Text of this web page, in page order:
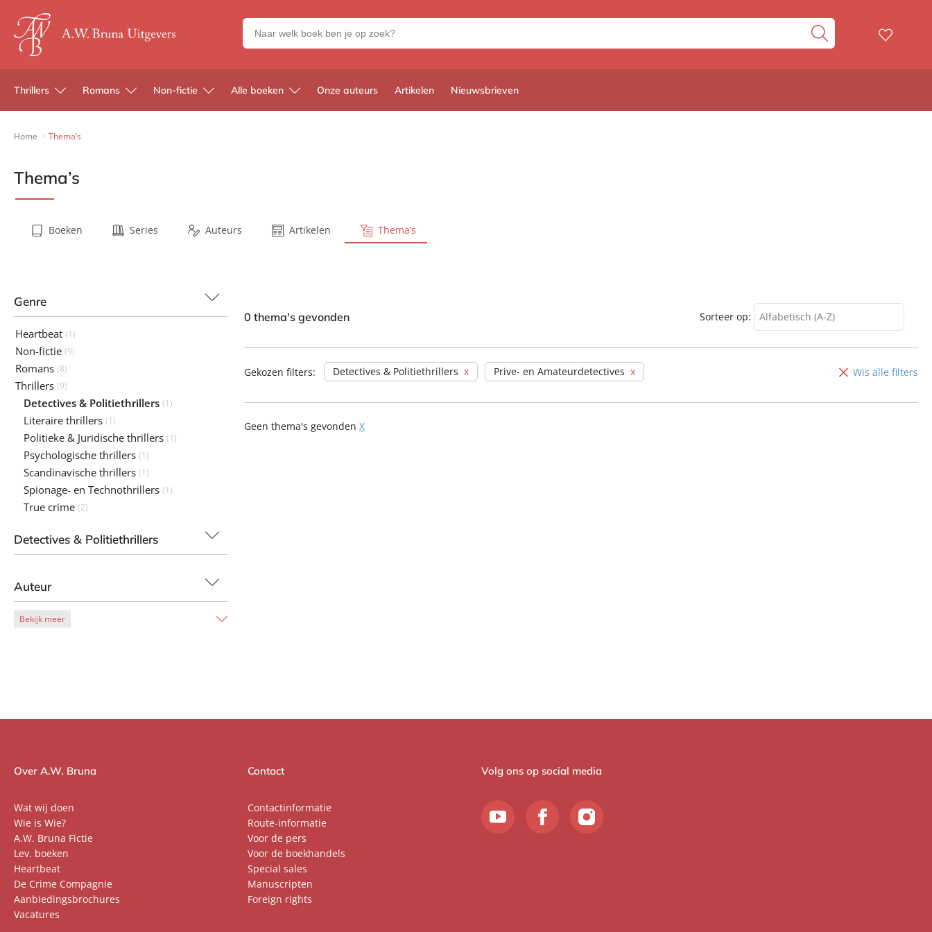
Zoeken
naar
en
uitgevers
Thrillers Romans Non-fictie Alle boeken Onze auteurs Artikelen Nieuwsbrieven
Home Thema’s
Thema’s
Boeken Series Auteurs Artikelen Thema’s
Genre
Heartbeat (1)
Non-fictie (9)
Romans (8)
Thrillers (9)
Detectives & Politiethrillers (1)
Literaire thrillers (1)
Politieke & Juridische thrillers (1)
Psychologische thrillers (1)
Scandinavische thrillers (1)
Spionage- en Technothrillers (1)
True crime (2)
Detectives & Politiethrillers
Auteur
Bekijk meer
0 thema's gevonden Sorteer op: Alfabetisch (A-Z)
Alfabetisch (Z-A)
Gekozen filters: Detectives & Politiethrillers Prive- en Amateurdetectives Wis alle filters
Geen thema's gevonden X
Over A.W. Bruna
Wat wij doen
Wie is Wie?
A.W. Bruna Fictie
Lev. boeken
Heartbeat
De Crime Compagnie
Aanbiedingsbrochures
Vacatures
Contact
Contactinformatie
Route-informatie
Voor de pers
Voor de boekhandels
Special sales
Manuscripten
Foreign rights
Volg ons op social media